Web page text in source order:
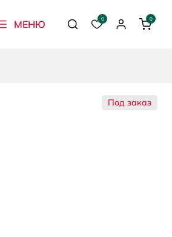
МЕНЮ ПоискИзбранное
0
Профиль
0
Под заказ